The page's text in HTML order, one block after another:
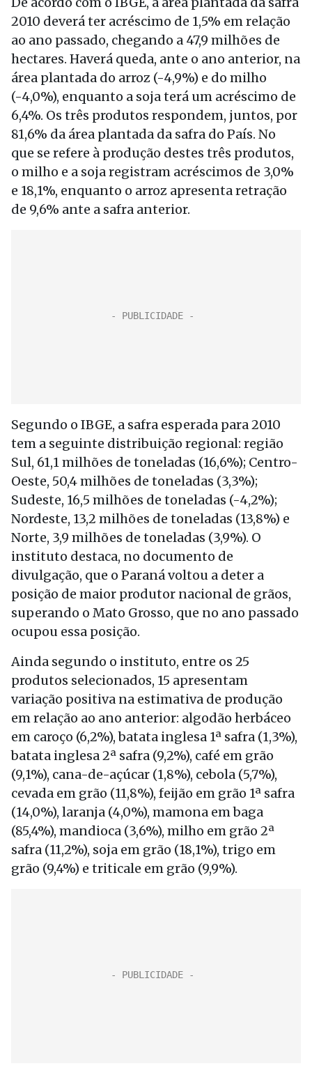
2010 deverá ter acréscimo de 1,5% em relação
ao ano passado, chegando a 47,9 milhões de
hectares. Haverá queda, ante o ano anterior, na
área plantada do arroz (-4,9%) e do milho
(-4,0%), enquanto a soja terá um acréscimo de
6,4%. Os três produtos respondem, juntos, por
81,6% da área plantada da safra do País. No
que se refere à produção destes três produtos,
o milho e a soja registram acréscimos de 3,0%
e 18,1%, enquanto o arroz apresenta retração
de 9,6% ante a safra anterior.
Segundo o IBGE, a safra esperada para 2010
tem a seguinte distribuição regional: região
Sul, 61,1 milhões de toneladas (16,6%); Centro-
Oeste, 50,4 milhões de toneladas (3,3%);
Sudeste, 16,5 milhões de toneladas (-4,2%);
Nordeste, 13,2 milhões de toneladas (13,8%) e
Norte, 3,9 milhões de toneladas (3,9%). O
instituto destaca, no documento de
divulgação, que o Paraná voltou a deter a
posição de maior produtor nacional de grãos,
superando o Mato Grosso, que no ano passado
ocupou essa posição.
Ainda segundo o instituto, entre os 25
produtos selecionados, 15 apresentam
variação positiva na estimativa de produção
em relação ao ano anterior: algodão herbáceo
em caroço (6,2%), batata inglesa 1ª safra (1,3%),
batata inglesa 2ª safra (9,2%), café em grão
(9,1%), cana-de-açúcar (1,8%), cebola (5,7%),
cevada em grão (11,8%), feijão em grão 1ª safra
(14,0%), laranja (4,0%), mamona em baga
(85,4%), mandioca (3,6%), milho em grão 2ª
safra (11,2%), soja em grão (18,1%), trigo em
grão (9,4%) e triticale em grão (9,9%).